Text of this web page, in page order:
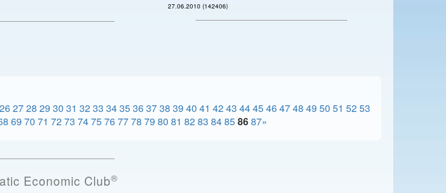
27.06.2010 (142406)
262728 29 30 31 3233 3435363738 39 40 41 4243 4445464748 49 50 51 5253
69 70 71 7273 7475767778 79 80 81 8283 84858687»
Economic Club®